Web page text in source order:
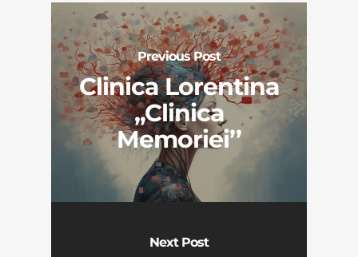
Previous Post
Clinica Lorentina
,,Clinica
Memoriei’’
Next Post